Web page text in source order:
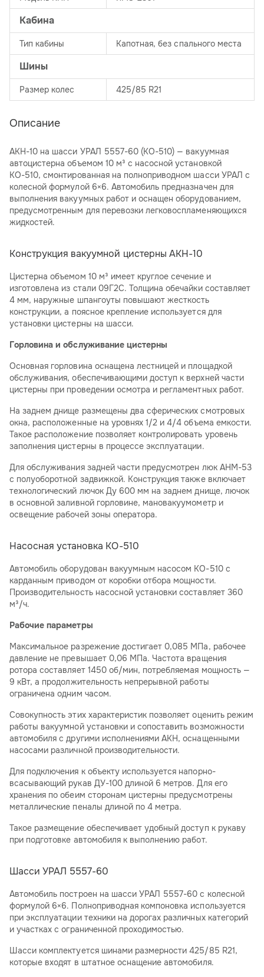
Кабина
Тип кабины Капотная, без спального места
Шины
Размер колес 425/85 R21
Описание
АКН-10 на шасси УРАЛ 5557-60 (КО-510) — вакуумная
автоцистерна объемом 10 м³ с насосной установкой
КО-510, смонтированная на полноприводном шасси УРАЛ с
колесной формулой 6×6. Автомобиль предназначен для
выполнения вакуумных работ и оснащен оборудованием,
предусмотренным для перевозки легковоспламеняющихся
жидкостей.
Конструкция вакуумной цистерны АКН-10
Цистерна объемом 10 м³ имеет круглое сечение и
изготовлена из стали 09Г2С. Толщина обечайки составляет
4 мм, наружные шпангоуты повышают жесткость
конструкции, а поясное крепление используется для
установки цистерны на шасси.
Горловина и обслуживание цистерны
Основная горловина оснащена лестницей и площадкой
обслуживания, обеспечивающими доступ к верхней части
цистерны при проведении осмотра и регламентных работ.
На заднем днище размещены два сферических смотровых
окна, расположенные на уровнях 1/2 и 4/4 объема емкости.
Такое расположение позволяет контролировать уровень
заполнения цистерны в процессе эксплуатации.
Для обслуживания задней части предусмотрен люк АНМ-53
с полуоборотной задвижкой. Конструкция также включает
технологический лючок Ду 600 мм на заднем днище, лючок
в основной заливной горловине, мановакуумометр и
освещение рабочей зоны оператора.
Насосная установка КО-510
Автомобиль оборудован вакуумным насосом КО-510 с
карданным приводом от коробки отбора мощности.
Производительность насосной установки составляет 360
м³/ч.
Рабочие параметры
Максимальное разрежение достигает 0,085 МПа, рабочее
давление не превышает 0,06 МПа. Частота вращения
ротора составляет 1450 об/мин, потребляемая мощность —
9 кВт, а продолжительность непрерывной работы
ограничена одним часом.
Совокупность этих характеристик позволяет оценить режим
работы вакуумной установки и сопоставить возможности
автомобиля с другими исполнениями АКН, оснащенными
насосами различной производительности.
Для подключения к объекту используется напорно-
всасывающий рукав ДУ-100 длиной 6 метров. Для его
хранения по обеим сторонам цистерны предусмотрены
металлические пеналы длиной по 4 метра.
Такое размещение обеспечивает удобный доступ к рукаву
при подготовке автомобиля к выполнению работ.
Шасси УРАЛ 5557-60
Автомобиль построен на шасси УРАЛ 5557-60 с колесной
формулой 6×6. Полноприводная компоновка используется
при эксплуатации техники на дорогах различных категорий
и участках с ограниченной проходимостью.
Шасси комплектуется шинами размерности 425/85 R21,
которые входят в штатное оснащение автомобиля.